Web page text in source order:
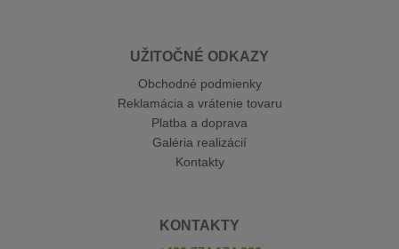
UŽITOČNÉ ODKAZY
Obchodné podmienky
Reklamácia a vrátenie tovaru
Platba a doprava
Galéria realizácií
Kontakty
KONTAKTY